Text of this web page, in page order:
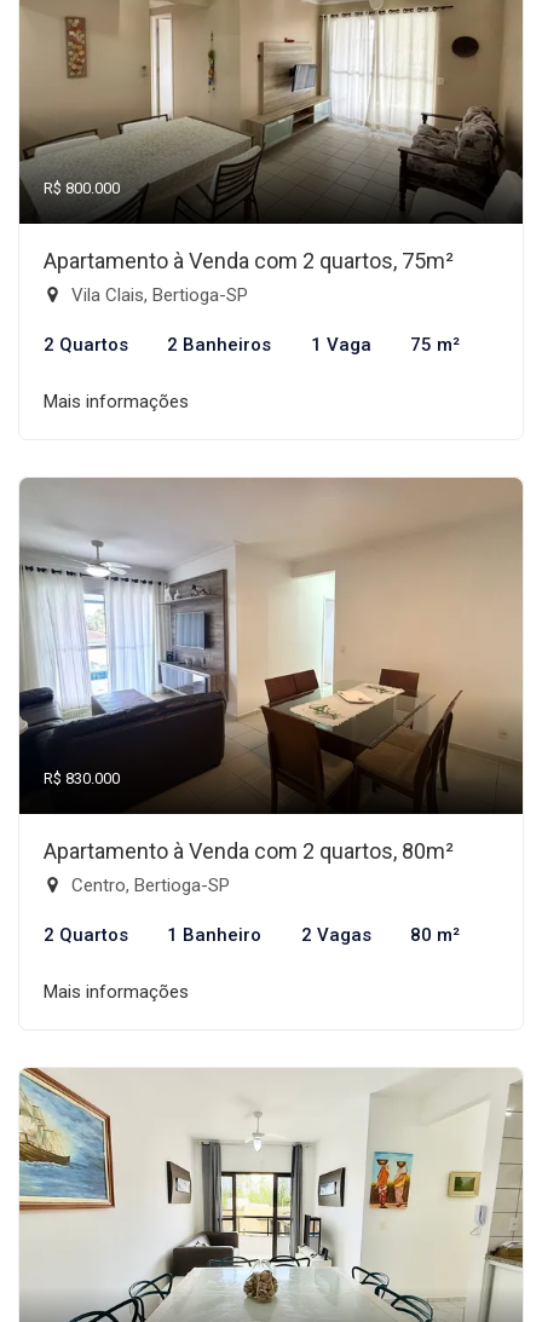
R$ 800.000
Apartamento à Venda com 2 quartos, 75m²
Vila Clais, Bertioga-SP
2 Quartos 2 Banheiros 1 Vaga 75 m²
Mais informações
R$ 830.000
Apartamento à Venda com 2 quartos, 80m²
Centro, Bertioga-SP
2 Quartos 1 Banheiro 2 Vagas 80 m²
Mais informações